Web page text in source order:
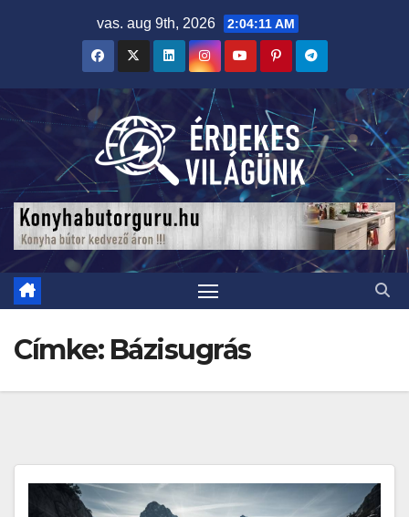
vas. aug 9th, 2026 2:04:12 AM
Címke: Bázisugrás